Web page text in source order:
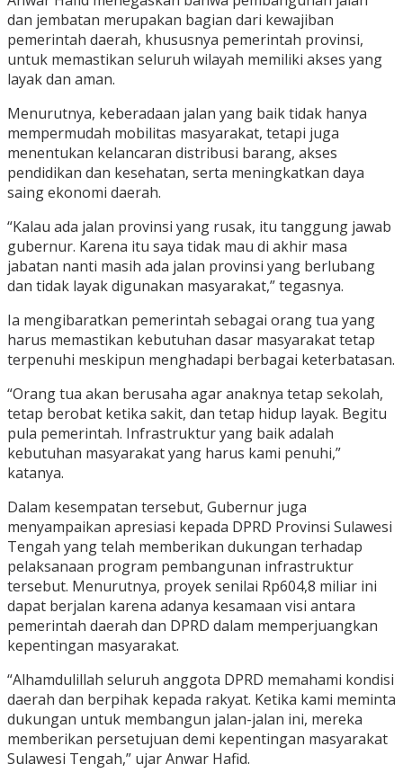
dan jembatan merupakan bagian dari kewajiban
pemerintah daerah, khususnya pemerintah provinsi,
untuk memastikan seluruh wilayah memiliki akses yang
layak dan aman.
Menurutnya, keberadaan jalan yang baik tidak hanya
mempermudah mobilitas masyarakat, tetapi juga
menentukan kelancaran distribusi barang, akses
pendidikan dan kesehatan, serta meningkatkan daya
saing ekonomi daerah.
“Kalau ada jalan provinsi yang rusak, itu tanggung jawab
gubernur. Karena itu saya tidak mau di akhir masa
jabatan nanti masih ada jalan provinsi yang berlubang
dan tidak layak digunakan masyarakat,” tegasnya.
Ia mengibaratkan pemerintah sebagai orang tua yang
harus memastikan kebutuhan dasar masyarakat tetap
terpenuhi meskipun menghadapi berbagai keterbatasan.
“Orang tua akan berusaha agar anaknya tetap sekolah,
tetap berobat ketika sakit, dan tetap hidup layak. Begitu
pula pemerintah. Infrastruktur yang baik adalah
kebutuhan masyarakat yang harus kami penuhi,”
katanya.
Dalam kesempatan tersebut, Gubernur juga
menyampaikan apresiasi kepada DPRD Provinsi Sulawesi
Tengah yang telah memberikan dukungan terhadap
pelaksanaan program pembangunan infrastruktur
tersebut. Menurutnya, proyek senilai Rp604,8 miliar ini
dapat berjalan karena adanya kesamaan visi antara
pemerintah daerah dan DPRD dalam memperjuangkan
kepentingan masyarakat.
“Alhamdulillah seluruh anggota DPRD memahami kondisi
daerah dan berpihak kepada rakyat. Ketika kami meminta
dukungan untuk membangun jalan-jalan ini, mereka
memberikan persetujuan demi kepentingan masyarakat
Sulawesi Tengah,” ujar Anwar Hafid.